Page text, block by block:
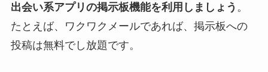
出会い系アプリの掲示板機能を利用しましょう 。
たとえば、ワクワクメールであれば、掲示板への
投稿は無料でし放題です。